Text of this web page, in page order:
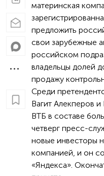
материнская
предложить
свои зарубежные
российском
владельцы долей
продажу
Среди
Вагит Алекперов
ВТБ в составе
четверг пресс-
новые инвесторы
компанией, и он
«Яндекса».